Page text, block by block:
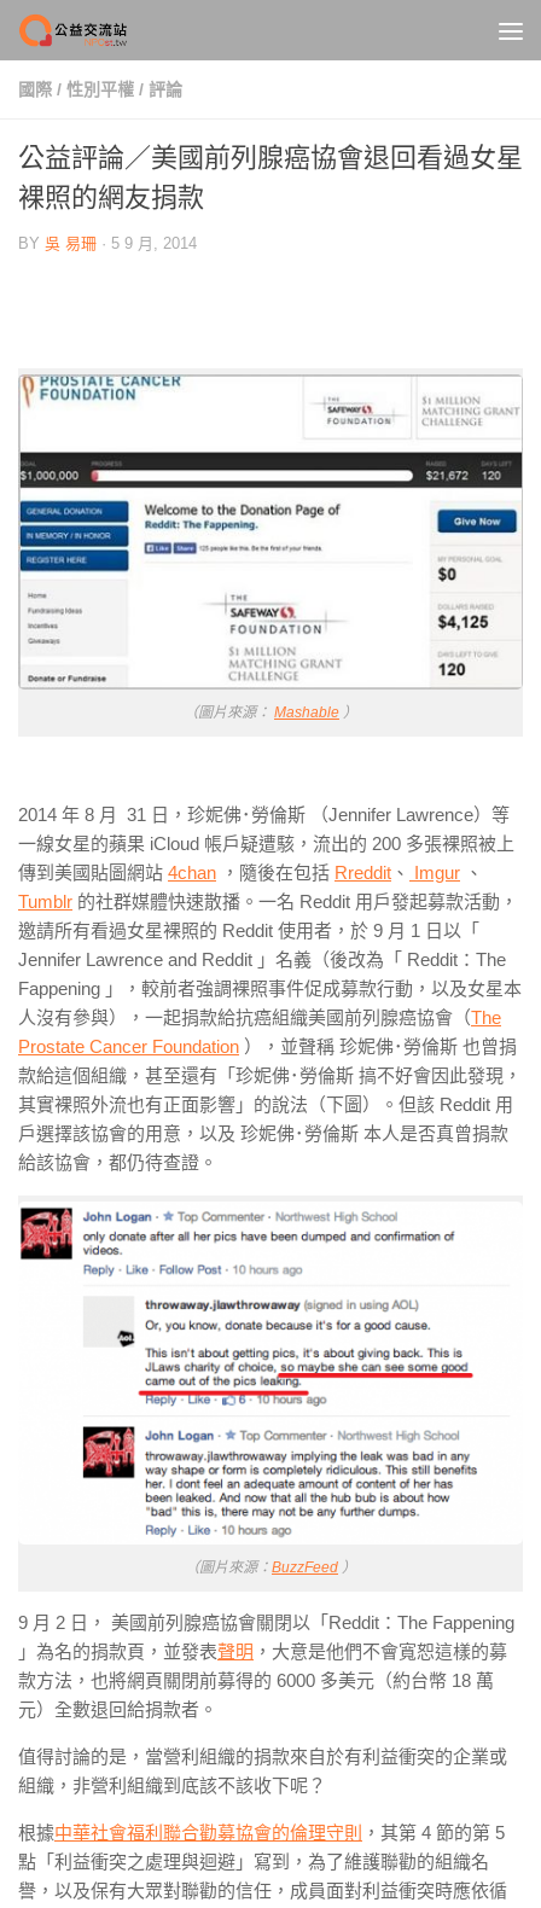
Skip to content
國際 / 性別平權 / 評論
公益評論／美國前列腺癌協會退回看過女星
裸照的網友捐款
BY 吳 易珊 · 5 9 月, 2014
（圖片來源： Mashable ）
2014 年 8 月 31 日，珍妮佛･勞倫斯 （Jennifer Lawrence）等
一線女星的蘋果 iCloud 帳戶疑遭駭，流出的 200 多張裸照被上
傳到美國貼圖網站 4chan ，隨後在包括 Rreddit 、 Imgur 、
Tumblr 的社群媒體快速散播。一名 Reddit 用戶發起募款活動，
邀請所有看過女星裸照的 Reddit 使用者，於 9 月 1 日以「
Jennifer Lawrence and Reddit 」名義（後改為「 Reddit：The
Fappening 」，較前者強調裸照事件促成募款行動，以及女星本
人沒有參與），一起捐款給抗癌組織美國前列腺癌協會（The
Prostate Cancer Foundation ），並聲稱 珍妮佛･勞倫斯 也曾捐
款給這個組織，甚至還有「珍妮佛･勞倫斯 搞不好會因此發現，
其實裸照外流也有正面影響」的說法（下圖）。但該 Reddit 用
戶選擇該協會的用意，以及 珍妮佛･勞倫斯 本人是否真曾捐款
給該協會，都仍待查證。
（圖片來源： BuzzFeed ）
9 月 2 日， 美國前列腺癌協會關閉以「Reddit：The Fappening
」為名的捐款頁，並發表聲明 ，大意是他們不會寬恕這樣的募
款方法，也將網頁關閉前募得的 6000 多美元（約台幣 18 萬
元）全數退回給捐款者。
值得討論的是，當營利組織的捐款來自於有利益衝突的企業或
組織，非營利組織到底該不該收下呢？
根據中華社會福利聯合勸募協會的倫理守則
，其第 4 節的第 5
點「利益衝突之處理與迴避」寫到，為了維護聯勸的組織名
譽，以及保有大眾對聯勸的信任，成員面對利益衝突時應依循